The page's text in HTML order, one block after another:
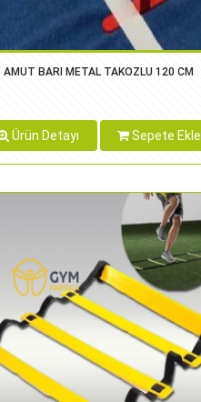
AMUT BARI METAL TAKOZLU 120 CM
Ürün Detayı Sepete Ekle